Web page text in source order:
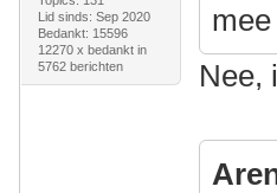
Lid sinds: Sep 2020
Bedankt: 15596
12270 x bedankt in
5762 berichten
Nee,